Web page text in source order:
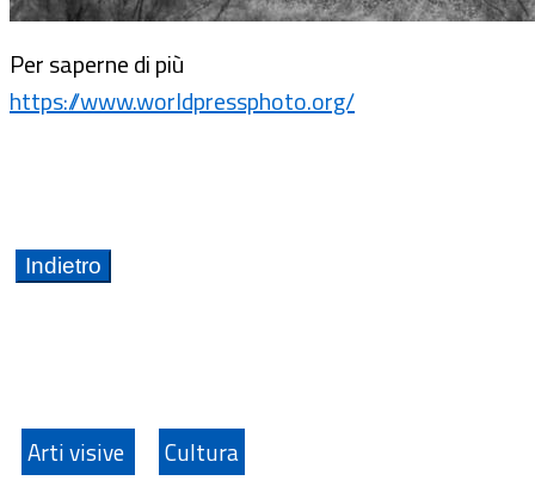
Per saperne di più
https://www.worldpressphoto.org/
Arti visive Cultura